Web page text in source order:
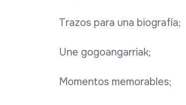
Trazos para una biografía;
Une gogoangarriak;
Momentos memorables;